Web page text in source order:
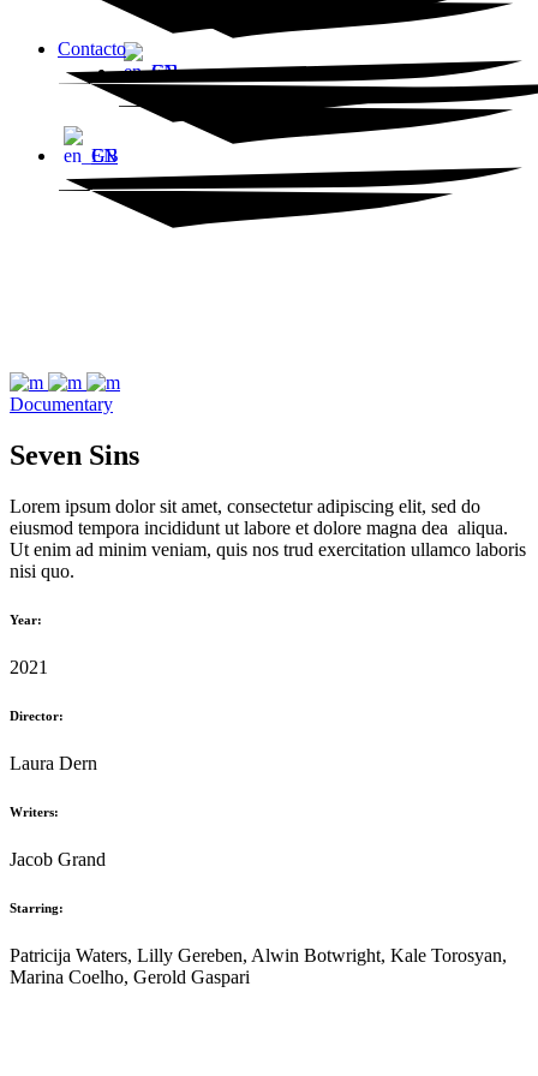
EN
Contacto
EN
Documentary
Seven Sins
Lorem ipsum dolor sit amet, consectetur adipiscing elit, sed do
eiusmod tempora incididunt ut labore et dolore magna dea aliqua.
Ut enim ad minim veniam, quis nos trud exercitation ullamco laboris
nisi quo.
Year:
2021
Director:
Laura Dern
Writers:
Jacob Grand
Starring:
Patricija Waters, Lilly Gereben, Alwin Botwright, Kale Torosyan,
Marina Coelho, Gerold Gaspari